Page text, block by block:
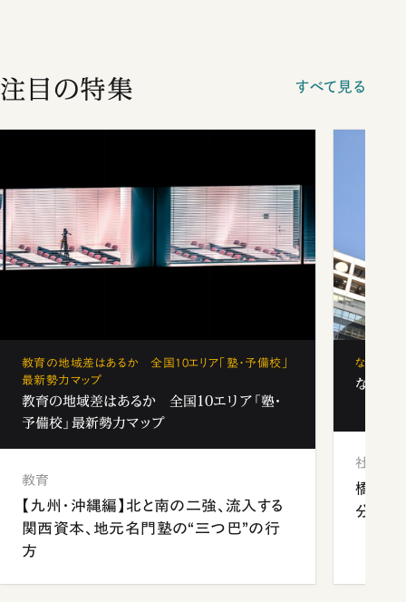
注目の特集 すべて見る
教育の地域差はあるか 全国10エリア「塾・予備校」
最新勢力マップ
教育の地域差はあるか 全国10エリア「塾・
予備校」最新勢力マップ
教育
【九州・沖縄編】北と南の二強、流入する
関西資本、地元名門塾の“三つ巴”の行
方
なぜ「フ
なぜ「
社会
橋本愛
分 佐